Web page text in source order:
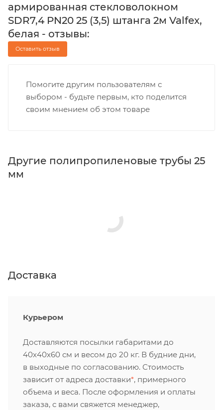
армированная стекловолокном
SDR7,4 PN20 25 (3,5) штанга 2м Valfex,
белая - отзывы:
Оставить отзыв
Помогите другим пользователям с
выбором - будьте первым, кто поделится
своим мнением об этом товаре
Другие полипропиленовые трубы 25
мм
Доставка
Курьером
Доставляются посылки габаритами до
40х40х60 см и весом до 20 кг. В будние дни,
в выходные по согласованию. Стоимость
зависит от адреса доставки*, примерного
объема и веса. После оформления и оплаты
заказа, с вами свяжется менеджер,